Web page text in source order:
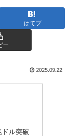
はてブ
ー
2025.09.22
ル突破